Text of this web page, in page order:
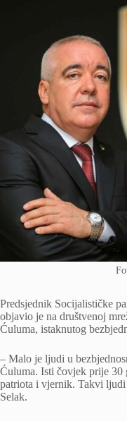
Predsjednik Socijalističke
objavio je na društvenoj
Ćuluma, istaknutog
– Malo je ljudi u
Ćuluma. Isti čovjek prije 30
patriota i vjernik. Takvi ljudi
Selak.